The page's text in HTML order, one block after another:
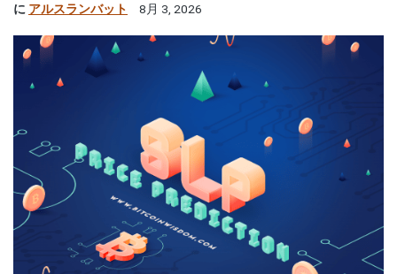
に アルスランバット 8月 3, 2026